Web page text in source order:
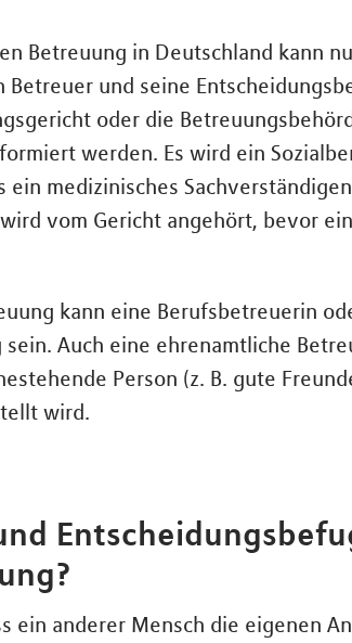
Betreuung in Deutschland kann
und seine
oder die
werden. Es wird ein
medizinisches
vom Gericht angehört, bevor
kann eine Berufsbetreuerin
Auch eine ehrenamtliche
Person (z. B. gute
wird.
ein anderer Mensch die eigenen